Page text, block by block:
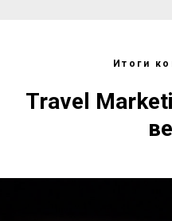
Итоги
Travel